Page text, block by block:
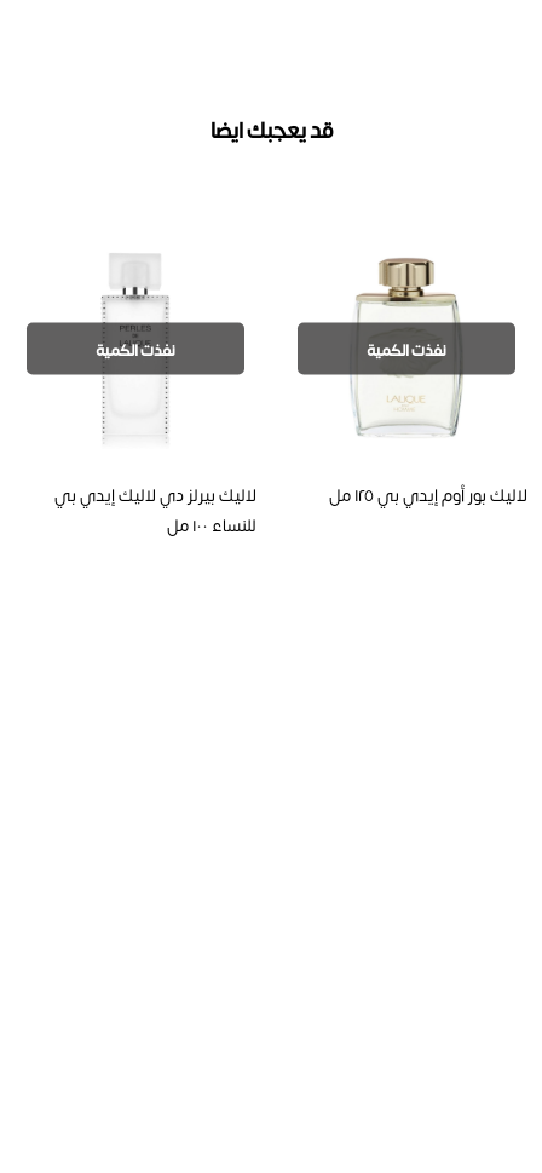
قد يعجبك ايضا
نفذت الكمية
لاليك بور أوم إيدي بي ١٢٥ مل
نفذت الكمية
لاليك بيرلز دي لاليك إيدي بي
للنساء ١٠٠ مل